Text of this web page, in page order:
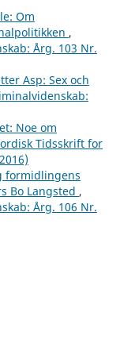
Om
,
Årg. 103 Nr.
Asp: Sex och
Noe om
Tidsskrift for
formidlingens
Bo Langsted ,
Årg. 106 Nr.